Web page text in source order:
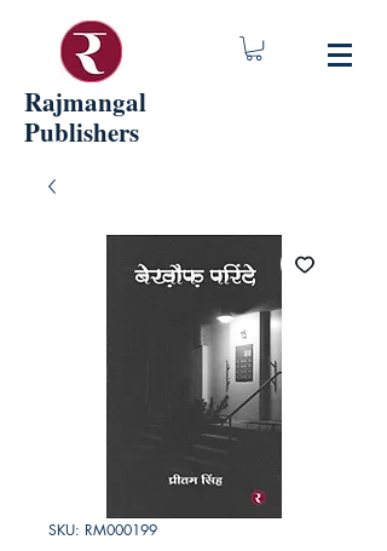
Rajmangal
Publishers
SKU: RM000199